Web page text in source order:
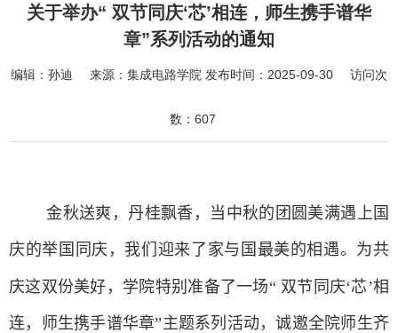
关于举办“ 双节同庆‘芯’相连，师生携手谱华
章”系列活动的通知
编辑： 孙迪 来源： 集成电路学院 发布时间： 2025-09-30 访问次
数： 607
金秋送爽，丹桂飘香，当中秋的团圆美满遇上国
庆的举国同庆，我们迎来了家与国最美的相遇。为共
庆这双份美好，学院特别准备了一场“ 双节同庆‘芯’相
连，师生携手谱华章”主题系列活动，诚邀全院师生齐